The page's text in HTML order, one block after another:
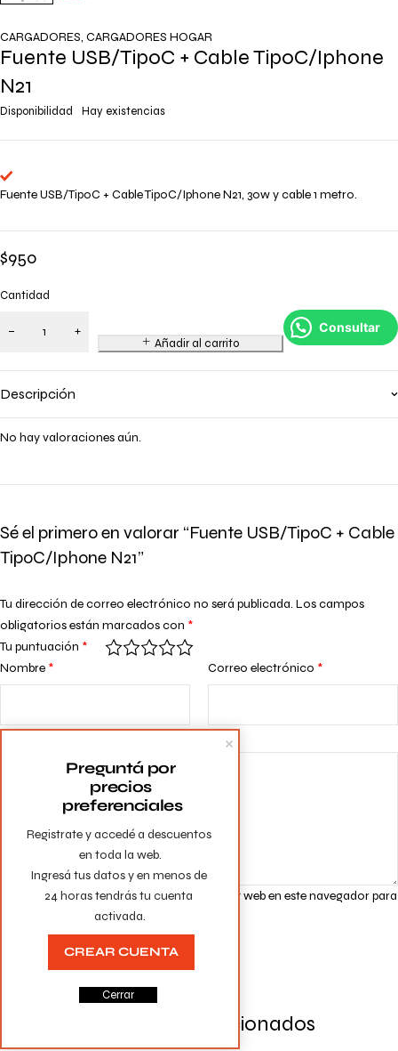
CARGADORES, CARGADORES HOGAR
Fuente USB/TipoC + Cable TipoC/Iphone
N21
Disponibilidad Hay existencias
Fuente USB/TipoC + Cable TipoC/Iphone N21, 30w y cable 1 metro.
$950
Cantidad
Añadir al carrito
Consultar
Descripción
No hay valoraciones aún.
Sé el primero en valorar “Fuente USB/TipoC + Cable
TipoC/Iphone N21”
Tu dirección de correo electrónico no será publicada. Los campos
obligatorios están marcados con *
Tu puntuación *
Tu valoración*
Nombre * Correo electrónico *
Guarda mi nombre, correo electrónico y web en este navegador para
la próxima vez que comente.
Productos Relacionados
Registrate y accedé a descuentos
en toda la web.
Ingresá tus datos y en menos de
24 horas tendrás tu cuenta
activada.
Preguntá por
precios
preferenciales
CREAR CUENTA
Cerrar